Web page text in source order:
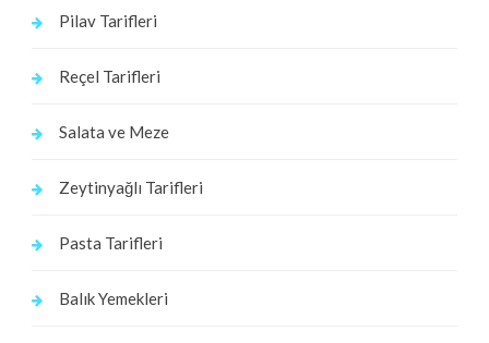
Pilav Tarifleri
Reçel Tarifleri
Salata ve Meze
Zeytinyağlı Tarifleri
Pasta Tarifleri
Balık Yemekleri